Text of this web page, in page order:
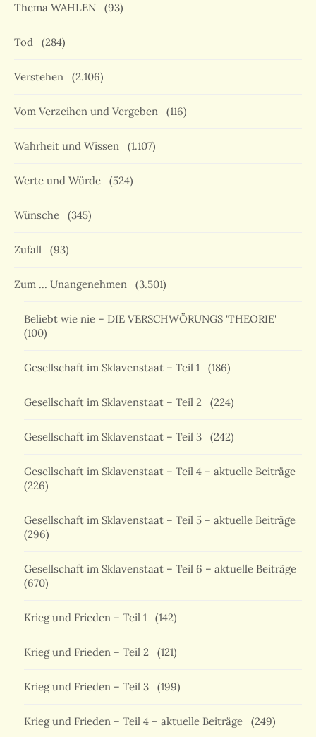
Thema WAHLEN (93)
Tod (284)
Verstehen (2.106)
Vom Verzeihen und Vergeben (116)
Wahrheit und Wissen (1.107)
Werte und Würde (524)
Wünsche (345)
Zufall (93)
Zum … Unangenehmen (3.501)
Beliebt wie nie – DIE VERSCHWÖRUNGS 'THEORIE'
(100)
Gesellschaft im Sklavenstaat – Teil 1 (186)
Gesellschaft im Sklavenstaat – Teil 2 (224)
Gesellschaft im Sklavenstaat – Teil 3 (242)
Gesellschaft im Sklavenstaat – Teil 4 – aktuelle Beiträge
(226)
Gesellschaft im Sklavenstaat – Teil 5 – aktuelle Beiträge
(296)
Gesellschaft im Sklavenstaat – Teil 6 – aktuelle Beiträge
(670)
Krieg und Frieden – Teil 1 (142)
Krieg und Frieden – Teil 2 (121)
Krieg und Frieden – Teil 3 (199)
Krieg und Frieden – Teil 4 – aktuelle Beiträge (249)